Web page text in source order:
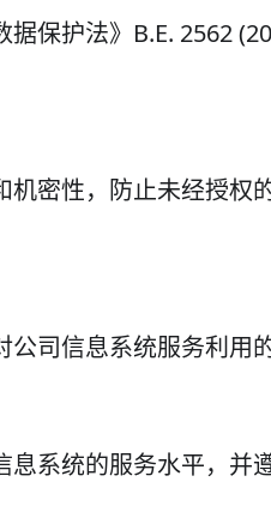
保护法》B.E. 2562
密性，防止未经授权
司信息系统服务利用的
系统的服务水平，并